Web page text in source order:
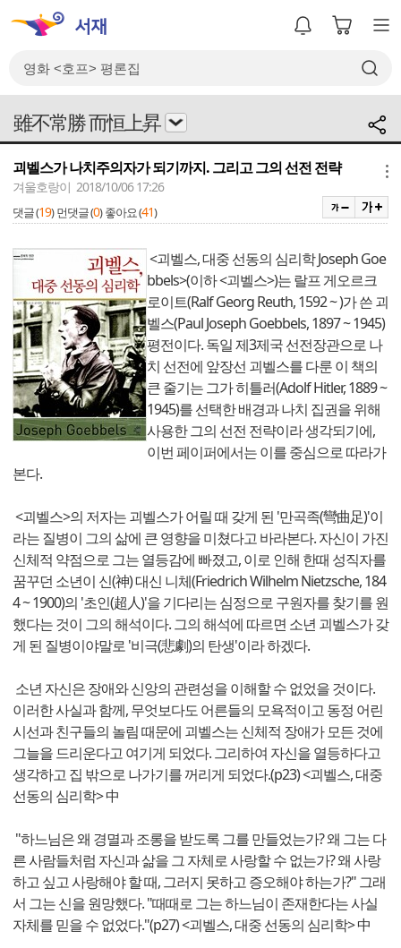
雖不常勝 而恒上昇
괴벨스가 나치주의자가 되기까지. 그리고 그의 선전 전략
겨울호랑이 2018/10/06 17:26
댓글 (19) 먼댓글 (0) 좋아요 (41)
<괴벨스, 대중 선동의 심리학 Joseph Goe
bbels>(이하 <괴벨스>)는 랄프 게오르크
로이트(Ralf Georg Reuth, 1592 ~ )가 쓴 괴
벨스(Paul Joseph Goebbels, 1897 ~ 1945)
평전이다. 독일 제3제국 선전장관으로 나
치 선전에 앞장선 괴벨스를 다룬 이 책의
큰 줄기는 그가 히틀러(Adolf Hitler, 1889 ~
1945)를 선택한 배경과 나치 집권을 위해
사용한 그의 선전 전략이라 생각되기에,
이번 페이퍼에서는 이를 중심으로 따라가
본다.
<괴벨스>의 저자는 괴벨스가 어릴 때 갖게 된 '만곡족(彎曲足)'이
라는 질병이 그의 삶에 큰 영향을 미쳤다고 바라본다. 자신이 가진
신체적 약점으로 그는 열등감에 빠졌고, 이로 인해 한때 성직자를
꿈꾸던 소년이 신(神) 대신 니체(Friedrich Wilhelm Nietzsche, 184
4 ~ 1900)의 '초인(超人)'을 기다리는 심정으로 구원자를 찾기를 원
했다는 것이 그의 해석이다. 그의 해석에 따르면 소년 괴벨스가 갖
게 된 질병이야말로 '비극(悲劇)의 탄생'이라 하겠다.
소년 자신은 장애와 신앙의 관련성을 이해할 수 없었을 것이다.
이러한 사실과 함께, 무엇보다도 어른들의 모욕적이고 동정 어린
시선과 친구들의 놀림 때문에 괴벨스는 신체적 장애가 모든 것에
그늘을 드리운다고 여기게 되었다. 그리하여 자신을 열등하다고
생각하고 집 밖으로 나가기를 꺼리게 되었다.(p23) <괴벨스, 대중
선동의 심리학> 中
"하느님은 왜 경멸과 조롱을 받도록 그를 만들었는가? 왜 그는 다
른 사람들처럼 자신과 삶을 그 자체로 사랑할 수 없는가? 왜 사랑
하고 싶고 사랑해야 할 때, 그러지 못하고 증오해야 하는가?" 그래
서 그는 신을 원망했다. "때때로 그는 하느님이 존재한다는 사실
자체를 믿을 수 없었다."(p27) <괴벨스, 대중 선동의 심리학> 中